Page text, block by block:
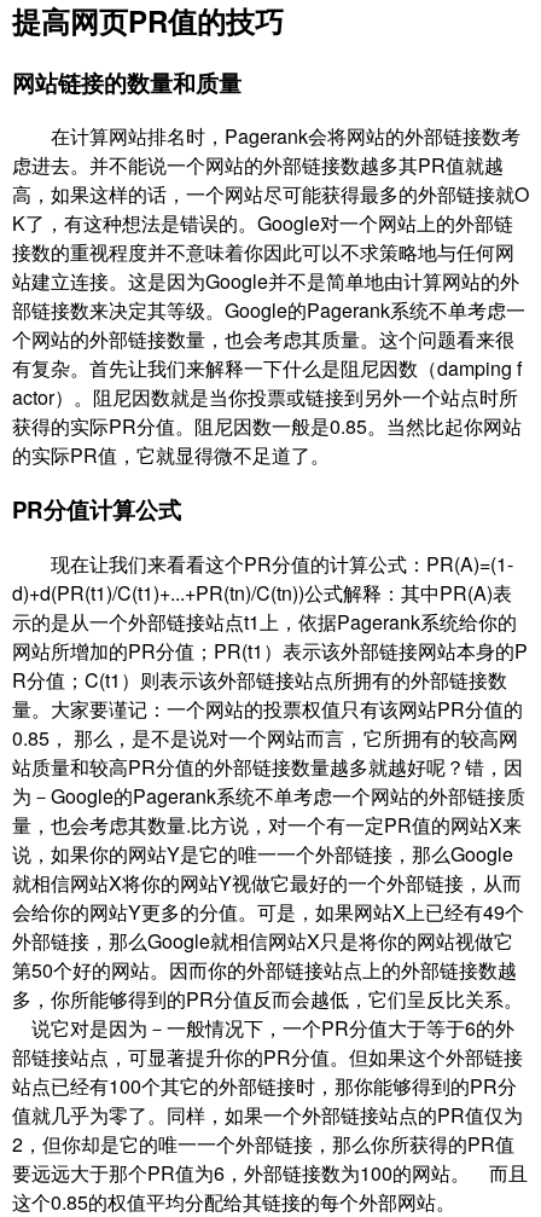
提高网页PR值的技巧
网站链接的数量和质量
在计算网站排名时，Pagerank会将网站的外部链接数考
虑进去。并不能说一个网站的外部链接数越多其PR值就越
高，如果这样的话，一个网站尽可能获得最多的外部链接就O
K了，有这种想法是错误的。Google对一个网站上的外部链
接数的重视程度并不意味着你因此可以不求策略地与任何网
站建立连接。这是因为Google并不是简单地由计算网站的外
部链接数来决定其等级。Google的Pagerank系统不单考虑一
个网站的外部链接数量，也会考虑其质量。这个问题看来很
有复杂。首先让我们来解释一下什么是阻尼因数（damping f
actor）。阻尼因数就是当你投票或链接到另外一个站点时所
获得的实际PR分值。阻尼因数一般是0.85。当然比起你网站
的实际PR值，它就显得微不足道了。
PR分值计算公式
现在让我们来看看这个PR分值的计算公式：PR(A)=(1-
d)+d(PR(t1)/C(t1)+...+PR(tn)/C(tn))公式解释：其中PR(A)表
示的是从一个外部链接站点t1上，依据Pagerank系统给你的
网站所增加的PR分值；PR(t1）表示该外部链接网站本身的P
R分值；C(t1）则表示该外部链接站点所拥有的外部链接数
量。大家要谨记：一个网站的投票权值只有该网站PR分值的
0.85， 那么，是不是说对一个网站而言，它所拥有的较高网
站质量和较高PR分值的外部链接数量越多就越好呢？错，因
为－Google的Pagerank系统不单考虑一个网站的外部链接质
量，也会考虑其数量.比方说，对一个有一定PR值的网站X来
说，如果你的网站Y是它的唯一一个外部链接，那么Google
就相信网站X将你的网站Y视做它最好的一个外部链接，从而
会给你的网站Y更多的分值。可是，如果网站X上已经有49个
外部链接，那么Google就相信网站X只是将你的网站视做它
第50个好的网站。因而你的外部链接站点上的外部链接数越
多，你所能够得到的PR分值反而会越低，它们呈反比关系。
说它对是因为－一般情况下，一个PR分值大于等于6的外
部链接站点，可显著提升你的PR分值。但如果这个外部链接
站点已经有100个其它的外部链接时，那你能够得到的PR分
值就几乎为零了。同样，如果一个外部链接站点的PR值仅为
2，但你却是它的唯一一个外部链接，那么你所获得的PR值
要远远大于那个PR值为6，外部链接数为100的网站。 而且
这个0.85的权值平均分配给其链接的每个外部网站。